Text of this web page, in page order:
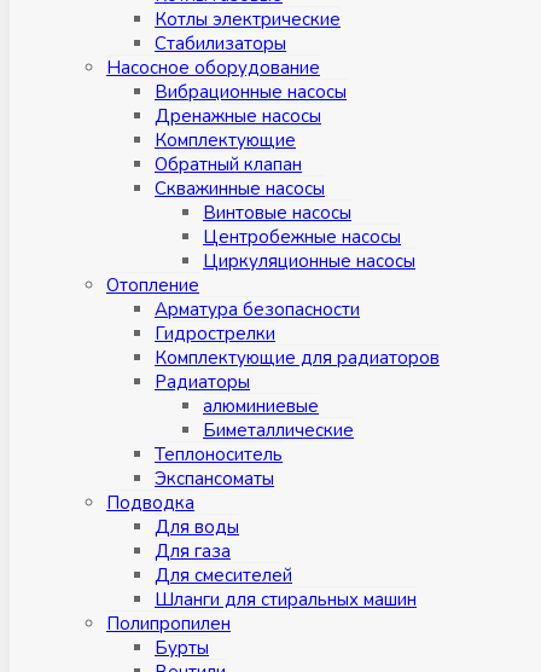
Котлы электрические
Стабилизаторы
Насосное оборудование
Вибрационные насосы
Дренажные насосы
Комплектующие
Обратный клапан
Скважинные насосы
Винтовые насосы
Центробежные насосы
Циркуляционные насосы
Отопление
Арматура безопасности
Гидрострелки
Комплектующие для радиаторов
Радиаторы
алюминиевые
Биметаллические
Теплоноситель
Экспансоматы
Подводка
Для воды
Для газа
Для смесителей
Шланги для стиральных машин
Полипропилен
Бурты